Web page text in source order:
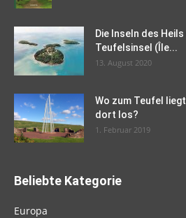
Die Inseln des
Teufelsinsel (Île...
13. August 2020
Wo zum Teufel
dort los?
1. Februar 2019
Beliebte Kategorie
Europa